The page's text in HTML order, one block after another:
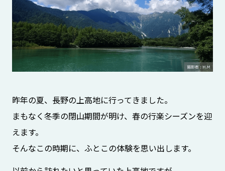
昨年の夏、長野の上高地に行ってきました。
まもなく冬季の閉山期間が明け、春の行楽シーズンを迎
えます。
そんなこの時期に、ふとこの体験を思い出します。